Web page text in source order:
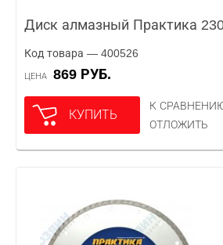
Диск алмазный Практика
Код товара — 400526
ЦЕНА 869 РУБ.
КУПИТЬ
К
ОТЛОЖИТЬ